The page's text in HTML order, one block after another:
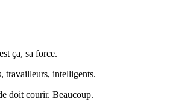
ça, sa force.
travailleurs, intelligents.
doit courir. Beaucoup.